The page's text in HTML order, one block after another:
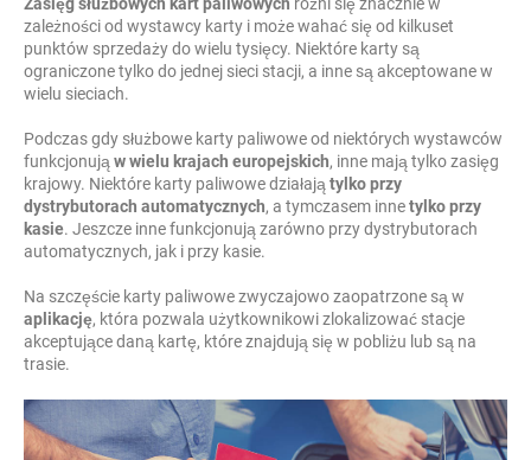
zależności od wystawcy karty i może wahać się od kilkuset
punktów sprzedaży do wielu tysięcy. Niektóre karty są
ograniczone tylko do jednej sieci stacji, a inne są akceptowane w
wielu sieciach.
Podczas gdy służbowe karty paliwowe od niektórych wystawców
funkcjonują w wielu krajach europejskich, inne mają tylko zasięg
krajowy. Niektóre karty paliwowe działają tylko przy
dystrybutorach automatycznych, a tymczasem innetylko przy
kasie. Jeszcze inne funkcjonują zarówno przy dystrybutorach
automatycznych, jak i przy kasie.
Na szczęście karty paliwowe zwyczajowo zaopatrzone są w
aplikację, która pozwala użytkownikowi zlokalizować stacje
akceptujące daną kartę, które znajdują się w pobliżu lub są na
trasie.